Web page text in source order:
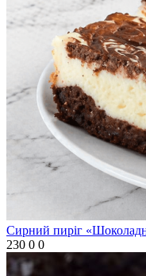
Сирний пиріг
230 0 0